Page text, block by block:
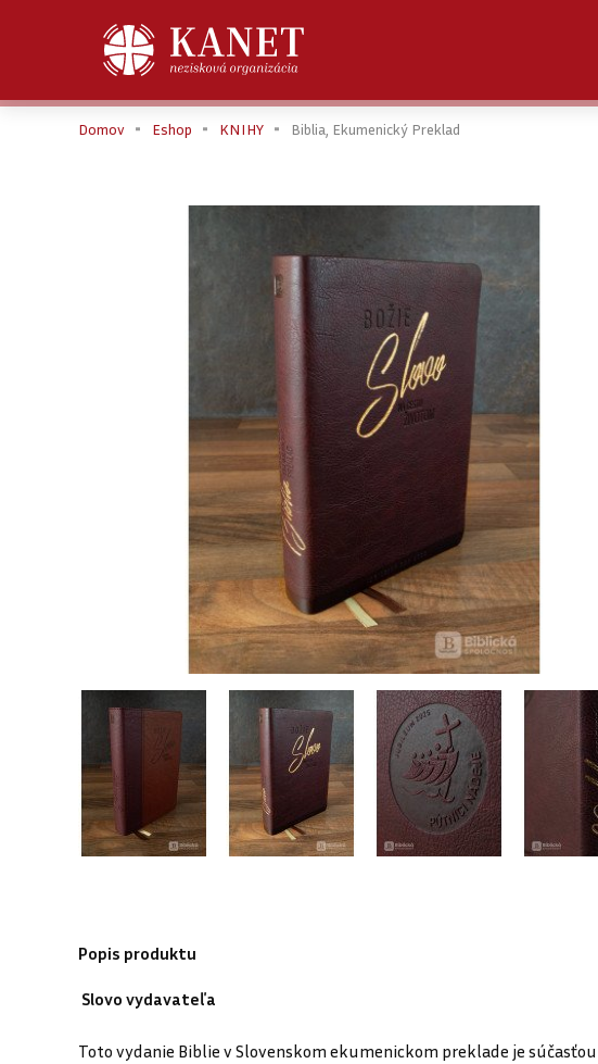
Domov Eshop KNIHY Biblia, Ekumenický Preklad
Popis produktu
Slovo vydavateľa
Toto vydanie Biblie v Slovenskom ekumenickom preklade je